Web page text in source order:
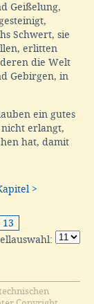
Geißelung,
Schwert, sie
erlitten
die Welt
Gebirgen, in
ein gutes
nicht erlangt,
hat, damit
>
13